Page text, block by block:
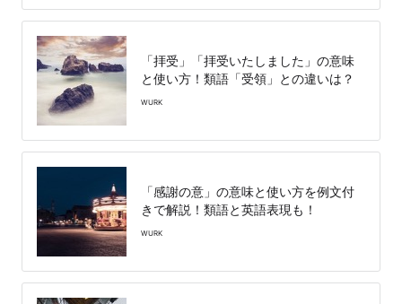
「拝受」「拝受いたしました」の意味
と使い方！類語「受領」との違いは？
WURK
「感謝の意」の意味と使い方を例文付
きで解説！類語と英語表現も！
WURK